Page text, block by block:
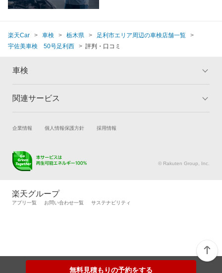
無料見積もりの予約をする
楽天Car 車検 栃木県
足利市エリア周辺の車検店舗一覧
宇佐美車検 50号足利西
評判・口コミ
車検
トップ
車検の基礎知識 キャンペーン一覧
関連サービス
試乗・商談 新車購入
キズ修理予約
メンテナンス管理
タイヤ交換サービス
自動車カタログ 自動車保険
企業情報 個人情報保護方針 採用情報
© Rakuten Group, Inc.
楽天グループ
アプリ一覧 お問い合わせ一覧 サステナビリティ